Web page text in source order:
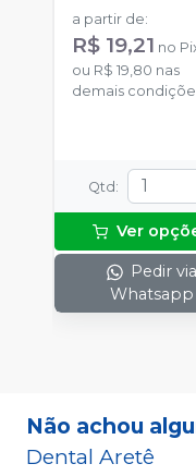
a partir de:
R$ 19,21 no
ou R$ 19,80 nas
demais
Qtd:
Ver
Pedir via
Whatsapp
Não achou
Dental Aretê